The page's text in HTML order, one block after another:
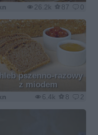
26.2k 87 0
pszenno-razowy
z miodem
6.4k 8 2